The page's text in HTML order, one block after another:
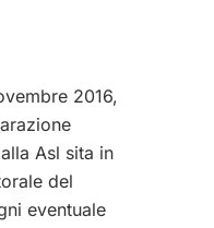
2016,
Asl sita in
del
eventuale